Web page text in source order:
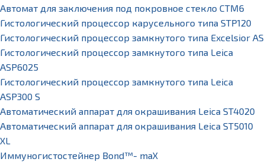
Автомат для заключения под покровное стекло CTM6
Гистологический процессор карусельного типа STP120
Гистологический процессор замкнутого типа Excelsior AS
Гистологический процессор замкнутого типа Leica
ASP6025
Гистологический процессор замкнутого типа Leica
ASP300 S
Автоматический аппарат для окрашивания Leica ST4020
Автоматический аппарат для окрашивания Leica ST5010
XL
Иммуногистостейнер Bond™- maX